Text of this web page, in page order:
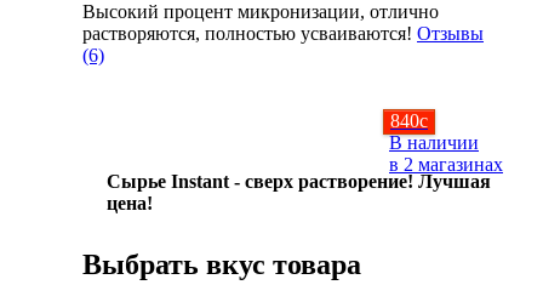
Распродажа!
840c
В наличии
в 2 магазинах
Высокий процент микронизации, отлично
растворяются, полностью усваиваются! Отзывы
(6)
Сырье Instant - сверх растворение! Лучшая
цена!
Выбрать вкус товара